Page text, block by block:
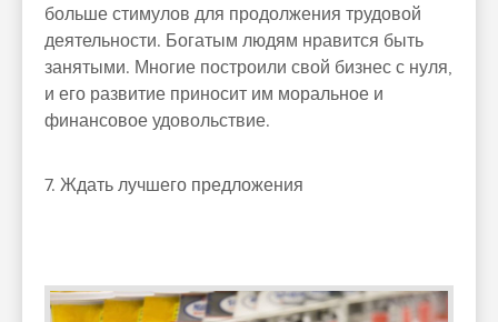
больше стимулов для продолжения трудовой
деятельности. Богатым людям нравится быть
занятыми. Многие построили свой бизнес с нуля,
и его развитие приносит им моральное и
финансовое удовольствие.
7. Ждать лучшего предложения